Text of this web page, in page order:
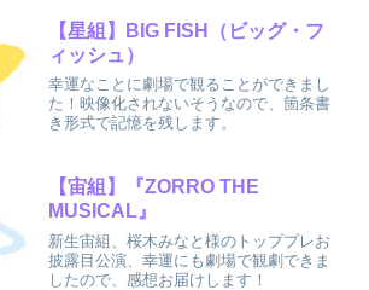
【星組】BIG FISH（ビッグ・フ
ィッシュ）
幸運なことに劇場で観ることができまし
た！映像化されないそうなので、箇条書
き形式で記憶を残します。
【宙組】『ZORRO THE
MUSICAL』
新生宙組、桜木みなと様のトッププレお
披露目公演、幸運にも劇場で観劇できま
したので、感想お届けします！